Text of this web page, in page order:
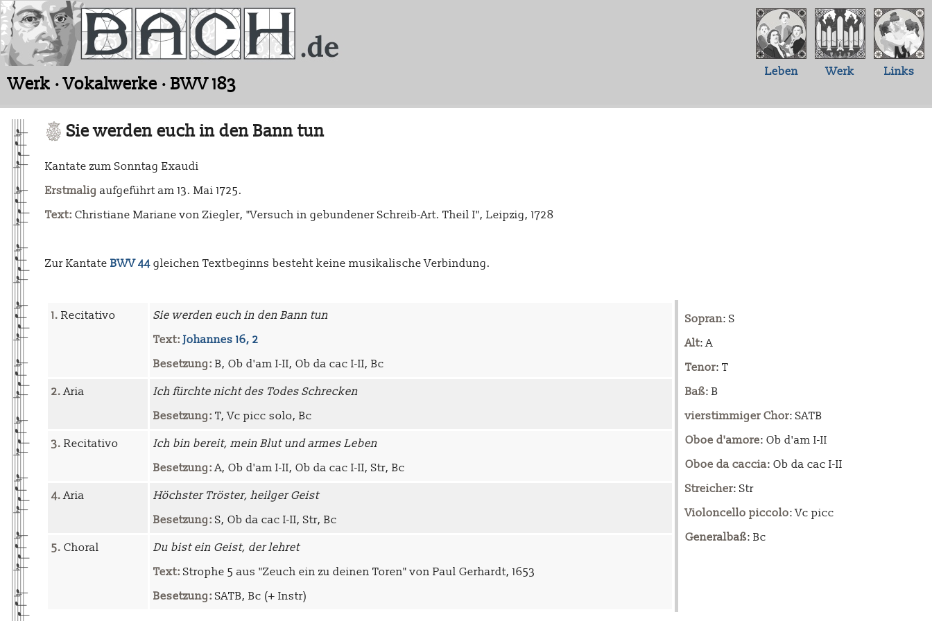
Werk · Vokalwerke · BWV 183
Leben Werk Links
Sie werden euch in den Bann tun
Kantate zum Sonntag Exaudi
Erstmalig aufgeführt am 13. Mai 1725.
Text: Christiane Mariane von Ziegler, "Versuch in gebundener Schreib-Art. Theil I", Leipzig, 1728
Zur Kantate BWV 44 gleichen Textbeginns besteht keine musikalische Verbindung.
1. Recitativo
Sie werden euch in den Bann tun
Text: Johannes 16, 2
Besetzung: B, Ob d'am I-II, Ob da cac I-II, Bc
2.Aria
Ich fürchte nicht des Todes Schrecken
Besetzung: T, Vc picc solo, Bc
3. Recitativo
Ich bin bereit, mein Blut und armes Leben
Besetzung:A, Ob d'am I-II, Ob da cac I-II, Str, Bc
4.Aria
Höchster Tröster, heilger Geist
Besetzung: S, Ob da cac I-II, Str, Bc
5. Choral
Du bist ein Geist, der lehret
Text: Strophe 5 aus "Zeuch ein zu deinen Toren" von Paul Gerhardt, 1653
Besetzung: SATB, Bc (+ Instr)
Sopran: S
Alt: A
Tenor: T
Baß: B
vierstimmiger Chor: SATB
Oboe d'amore: Ob d'am I-II
Oboe da caccia: Ob da cac I-II
Streicher: Str
Violoncello piccolo: Vc picc
Generalbaß: Bc